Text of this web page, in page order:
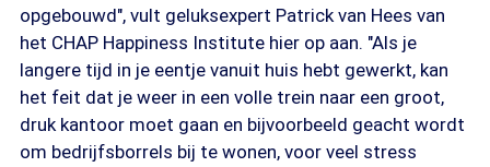
opgebouwd", vult geluksexpert Patrick van Hees van
het CHAP Happiness Institute hier op aan. "Als je
langere tijd in je eentje vanuit huis hebt gewerkt, kan
het feit dat je weer in een volle trein naar een groot,
druk kantoor moet gaan en bijvoorbeeld geacht wordt
om bedrijfsborrels bij te wonen, voor veel stress